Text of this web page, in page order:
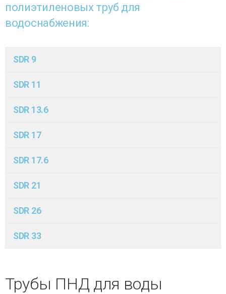
полиэтиленовых труб для
водоснабжения:
SDR 9
SDR 11
SDR 13.6
SDR 17
SDR 17.6
SDR 21
SDR 26
SDR 33
Трубы ПНД для воды